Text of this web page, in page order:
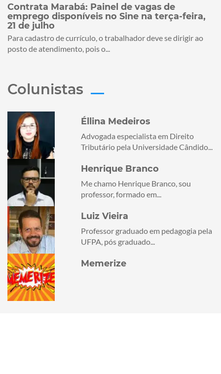
Contrata Marabá: Painel de vagas de
emprego disponíveis no Sine na terça-feira,
21 de julho
Para cadastro de currículo, o trabalhador deve se dirigir ao
posto de atendimento, pois o...
Colunistas
Éllina Medeiros
Advogada especialista em Direito
Tributário pela Universidade Cândido...
Henrique Branco
Me chamo Henrique Branco, sou
professor, formado em...
Luiz Vieira
Professor graduado em pedagogia pela
UFPA, pós graduado...
Memerize